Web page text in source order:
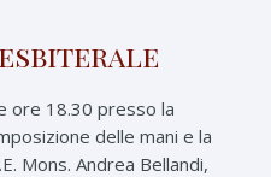
ore 18.30 presso la
delle mani e la
Mons. Andrea Bellandi,